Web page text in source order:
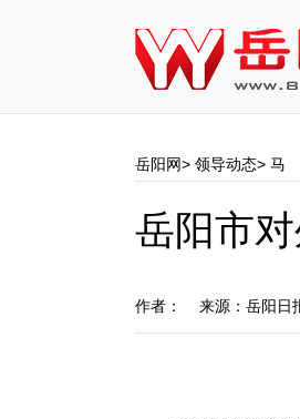
岳阳网> 领导动态> 马
岳阳市
作者： 来源：岳阳日